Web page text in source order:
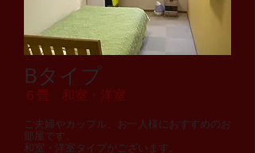
Bタイプ
６畳 和室・洋室
ご夫婦やカップル、お一人様におすすめのお
部屋です。
和室・洋室タイプがございます。